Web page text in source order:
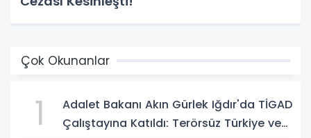
Çok Okunanlar
1
Adalet Bakanı Akın Gürlek Iğdır'da TİGAD
Çalıştayına Katıldı: Terörsüz Türkiye ve